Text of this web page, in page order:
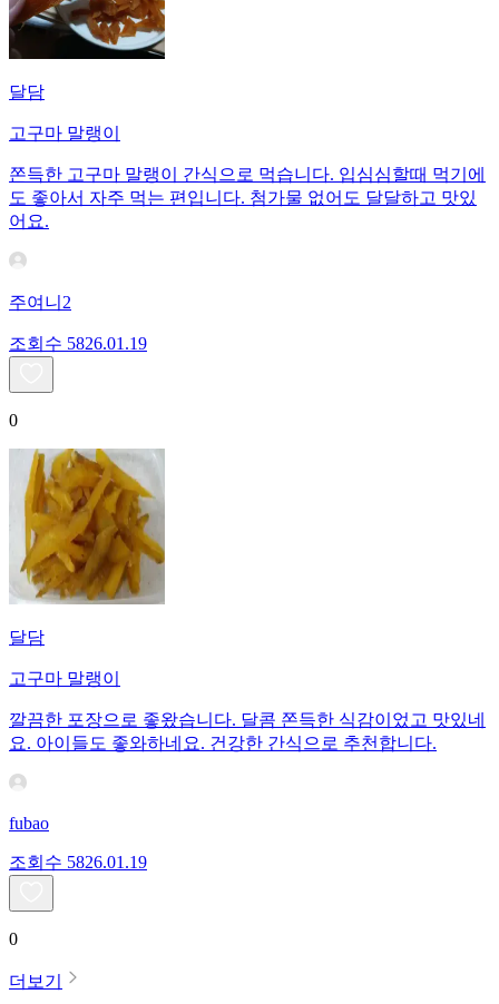
달담
고구마 말랭이
쫀득한 고구마 말랭이 간식으로 먹습니다. 입심심할때 먹기에
도 좋아서 자주 먹는 편입니다. 첨가물 없어도 달달하고 맛있
어요.
주여니2
조회수 5826.01.19
0
달담
고구마 말랭이
깔끔한 포장으로 좋왔습니다. 달콤 쫀득한 식감이었고 맛있네
요. 아이들도 좋와하네요. 건강한 간식으로 추천합니다.
fubao
조회수 5826.01.19
0
더보기